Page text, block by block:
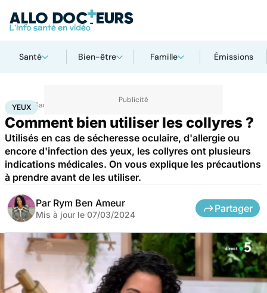
Santé Bien-être Famille Émissions
Accueil Santé
YEUX
Comment bien utiliser les collyres ?
Utilisés en cas de sécheresse oculaire, d'allergie ou
encore d'infection des yeux, les collyres ont plusieurs
indications médicales. On vous explique les précautions
à prendre avant de les utiliser.
Par Rym Ben Ameur
Mis à jour le 07/03/2024
Partager